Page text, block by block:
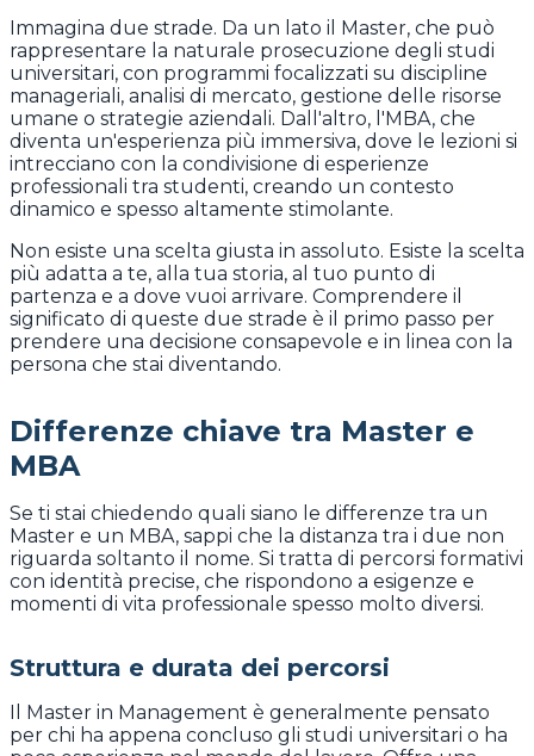
Immagina due strade. Da un lato il Master, che può
rappresentare la naturale prosecuzione degli studi
universitari, con programmi focalizzati su discipline
manageriali, analisi di mercato, gestione delle risorse
umane o strategie aziendali. Dall'altro, l'MBA, che
diventa un'esperienza più immersiva, dove le lezioni si
intrecciano con la condivisione di esperienze
professionali tra studenti, creando un contesto
dinamico e spesso altamente stimolante.
Non esiste una scelta giusta in assoluto. Esiste la scelta
più adatta a te, alla tua storia, al tuo punto di
partenza e a dove vuoi arrivare. Comprendere il
significato di queste due strade è il primo passo per
prendere una decisione consapevole e in linea con la
persona che stai diventando.
Differenze chiave tra Master e
MBA
Se ti stai chiedendo quali siano le differenze tra un
Master e un MBA, sappi che la distanza tra i due non
riguarda soltanto il nome. Si tratta di percorsi formativi
con identità precise, che rispondono a esigenze e
momenti di vita professionale spesso molto diversi.
Struttura e durata dei percorsi
Il Master in Management è generalmente pensato
per chi ha appena concluso gli studi universitari o ha